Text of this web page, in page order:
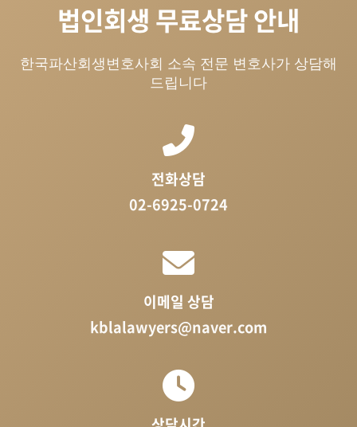
법인회생 무료상담 안내
한국파산회생변호사회 소속 전문 변호사가 상담해
드립니다
전화상담
02-6925-0724
이메일 상담
kblalawyers@naver.com